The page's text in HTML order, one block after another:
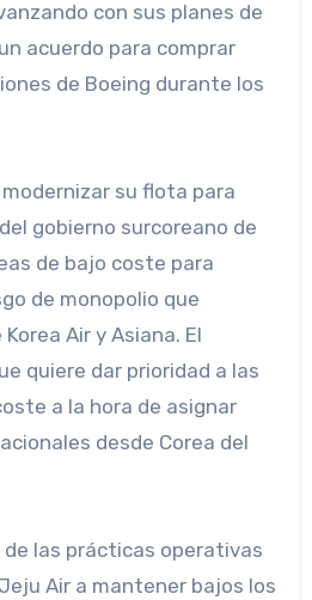
con sus planes de
acuerdo para comprar
de Boeing durante los
gobierno surcoreano de
de bajo coste para
de monopolio que
Air y Asiana. El
quiere dar prioridad a las
a la hora de asignar
desde Corea del
de las prácticas operativas
Air a mantener bajos los